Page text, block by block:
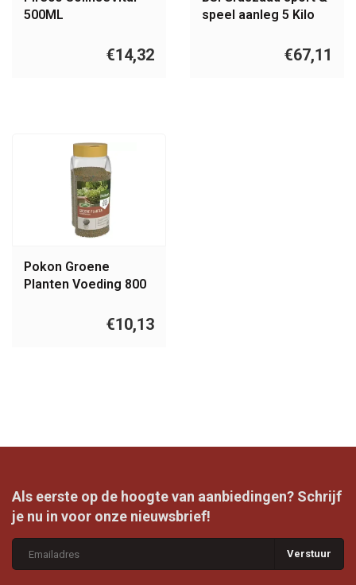
500ML
€14,32
speel aanleg 5 Kilo
€67,11
Pokon Groene
Planten Voeding 800
€10,13
Als eerste op de hoogte van aanbiedingen? Schrijf
je nu in voor onze nieuwsbrief!
Verstuur